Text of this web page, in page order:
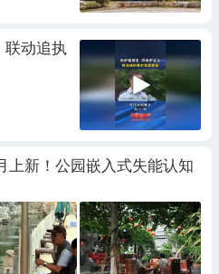
联动追执
上新！公园嵌入式失能认知